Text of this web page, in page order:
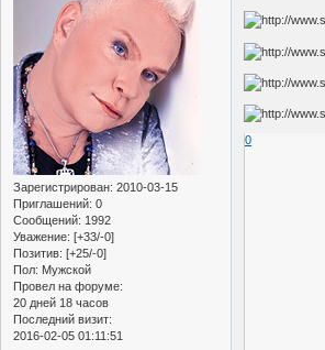
Зарегистрирован: 2010-03-15
Приглашений: 0
Сообщений: 1992
Уважение: [+33/-0]
Позитив: [+25/-0]
Пол: Мужской
Провел на форуме:
20 дней 18 часов
Последний визит:
2016-02-05 01:11:51
0